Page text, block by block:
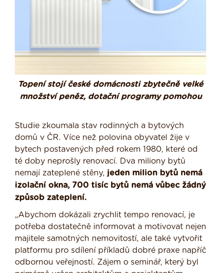
Topení stojí české domácnosti zbytečně velké
množství peněz, dotační programy pomohou
Studie zkoumala stav rodinných a bytových
domů v ČR. Více než polovina obyvatel žije v
bytech postavených před rokem 1980, které od
té doby neprošly renovací. Dva miliony bytů
nemají zateplené stěny, jeden milion bytů nemá
izolační okna, 700 tisíc bytů nemá vůbec žádný
způsob zateplení.
„Abychom dokázali zrychlit tempo renovací, je
potřeba dostatečně informovat a motivovat nejen
majitele samotných nemovitostí, ale také vytvořit
platformu pro sdílení příkladů dobré praxe napříč
odbornou veřejností. Zájem o seminář, který byl